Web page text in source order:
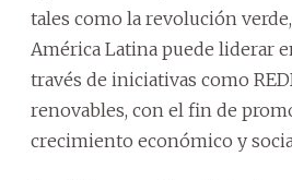
tales como la revolución
América Latina puede liderar
través de iniciativas como
renovables, con el fin de
crecimiento económico y